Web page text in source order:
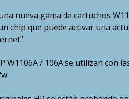
nueva gama de cartuchos
chip que puede activar una
W1106A / 106A se utilizan con